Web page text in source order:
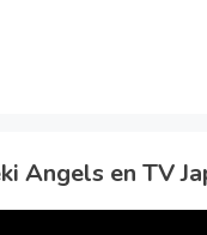
Angels en TV